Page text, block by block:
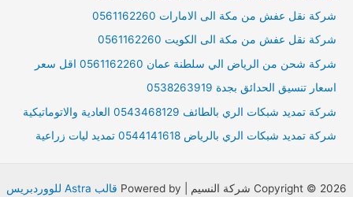
شركة نقل عفش من مكة الى الامارات 0561162260
شركة نقل عفش من مكة الى الكويت 0561162260
شركة شحن من الرياض الي سلطنة عمان 0561162260 اقل سعر
اسعار تنسيق الحدائق بجدة 0538263919
شركة تمديد شبكات الري بالطائف 0543468129 العادية والاتوماتيكية
شركة تمديد شبكات الري بالرياض 0544141618 تمديد ليات زراعية
Copyright © 2026 شركة النسيم | Powered by قالب Astra للووردبريس